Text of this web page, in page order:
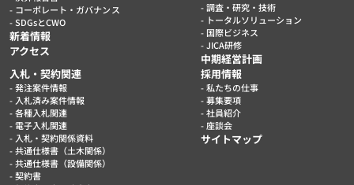
コーポレート・ガバナンス
SDGsとCWO
新着情報
アクセス
調査・研究・技術
トータルソリューション
国際ビジネス
JICA研修
中期経営計画
入札・契約関連
発注案件情報
入札済み案件情報
各種入札関連
電子入札関連
入札・契約関係資料
共通仕様書（土木関係）
共通仕様書（設備関係）
契約書
採用情報
私たちの仕事
募集要項
社員紹介
座談会
サイトマップ